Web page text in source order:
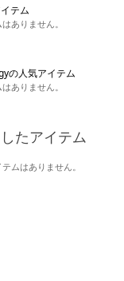
テム
ありません。
の人気アイテム
ありません。
たアイテム
ムはありません。